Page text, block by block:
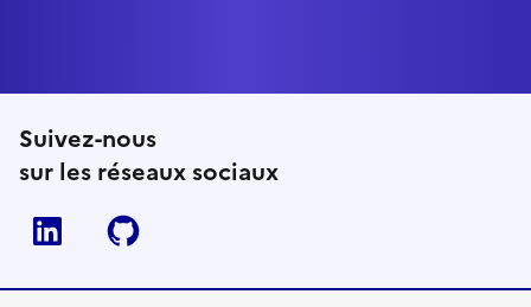
Suivez-nous
sur les réseaux sociaux
Linkedin